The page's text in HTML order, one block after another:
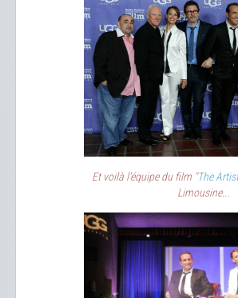
Et voilà l'équipe du film "The Artist
Limousine...